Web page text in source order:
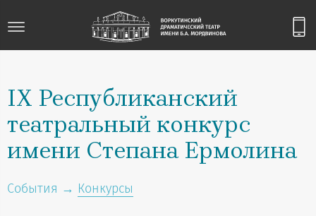
IX Республиканский
театральный конкурс
имени Степана Ермолина
События → Конкурсы